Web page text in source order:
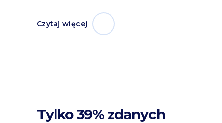
Czytaj więcej
Tylko 39% zdanych